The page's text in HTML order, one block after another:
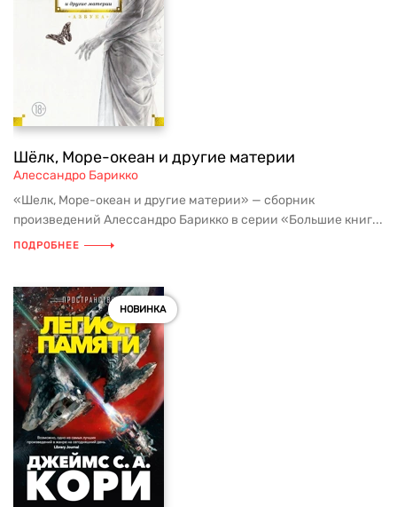
Шёлк, Море-океан и другие материи
Алессандро Барикко
«Шелк, Море-океан и другие материи» — сборник
произведений Алессандро Барикко в серии «Большие книг...
ПОДРОБНЕЕ
НОВИНКА